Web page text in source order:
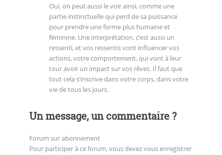
Oui, on peut aussi le voir ainsi, comme une
partie instinctuelle qui perd de sa puissance
pour prendre une forme plus humaine et
féminine. Une interprétation, c’est aussi un
ressenti, et vos ressentis vont influencer vos
actions, votre comportement, qui vont à leur
tour avoir un impact sur vos rêves. Il faut que
tout cela s’inscrive dans votre corps, dans votre
vie de tous les jours.
Un message, un commentaire ?
Forum sur abonnement
Pour participer à ce forum, vous devez vous enregistrer